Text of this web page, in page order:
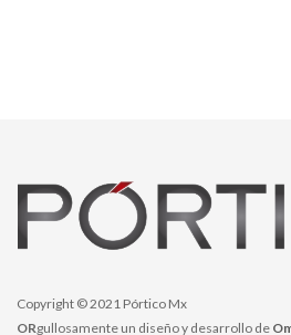
Copyright © 2021 Pórtico Mx
ORgullosamente un diseño y desarrollo de